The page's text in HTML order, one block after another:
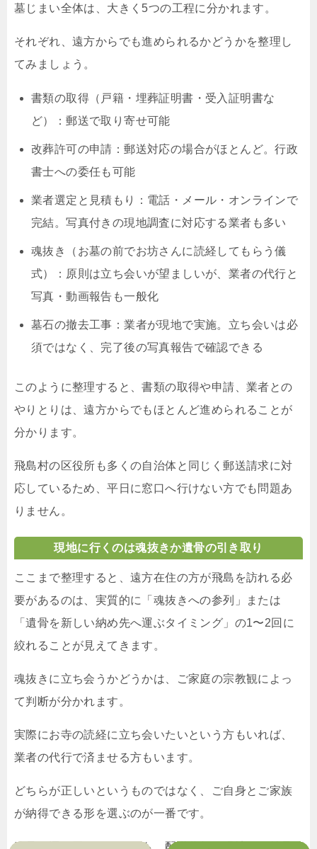
墓じまい全体は、大きく5つの工程に分かれます。
それぞれ、遠方からでも進められるかどうかを整理し
てみましょう。
書類の取得（戸籍・埋葬証明書・受入証明書な
ど）：郵送で取り寄せ可能
改葬許可の申請：郵送対応の場合がほとんど。行政
書士への委任も可能
業者選定と見積もり：電話・メール・オンラインで
完結。写真付きの現地調査に対応する業者も多い
魂抜き（お墓の前でお坊さんに読経してもらう儀
式）：原則は立ち会いが望ましいが、業者の代行と
写真・動画報告も一般化
墓石の撤去工事：業者が現地で実施。立ち会いは必
須ではなく、完了後の写真報告で確認できる
このように整理すると、書類の取得や申請、業者との
やりとりは、遠方からでもほとんど進められることが
分かります。
飛島村の区役所も多くの自治体と同じく郵送請求に対
応しているため、平日に窓口へ行けない方でも問題あ
りません。
現地に行くのは魂抜きか遺骨の引き取り
ここまで整理すると、遠方在住の方が飛島を訪れる必
要があるのは、実質的に「魂抜きへの参列」または
「遺骨を新しい納め先へ運ぶタイミング」の1〜2回に
絞れることが見えてきます。
魂抜きに立ち会うかどうかは、ご家庭の宗教観によっ
て判断が分かれます。
実際にお寺の読経に立ち会いたいという方もいれば、
業者の代行で済ませる方もいます。
どちらが正しいというものではなく、ご自身とご家族
が納得できる形を選ぶのが一番です。